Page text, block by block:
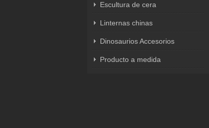
Escultura de cera
Linternas chinas
Dinosaurios Accesorios
Producto a medida